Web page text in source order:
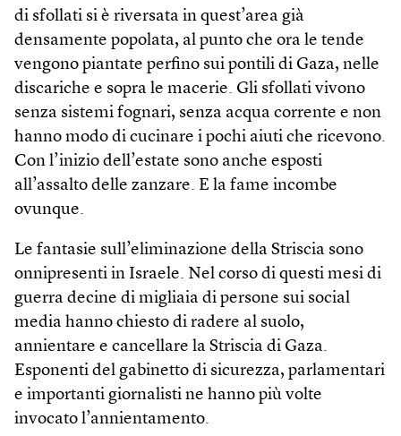
di sfollati si è riversata in quest’area già
densamente popolata, al punto che ora le tende
vengono piantate perfino sui pontili di Gaza, nelle
discariche e sopra le macerie. Gli sfollati vivono
senza sistemi fognari, senza acqua corrente e non
hanno modo di cucinare i pochi aiuti che ricevono.
Con l’inizio dell’estate sono anche esposti
all’assalto delle zanzare. E la fame incombe
ovunque.
Le fantasie sull’eliminazione della Striscia sono
onnipresenti in Israele. Nel corso di questi mesi di
guerra decine di migliaia di persone sui social
media hanno chiesto di radere al suolo,
annientare e cancellare la Striscia di Gaza.
Esponenti del gabinetto di sicurezza, parlamentari
e importanti giornalisti ne hanno più volte
invocato l’annientamento.